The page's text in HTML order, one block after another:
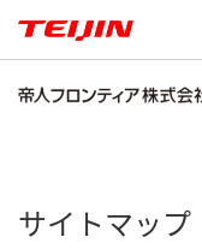
サイトマップ